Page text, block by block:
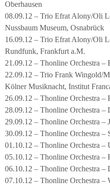
Oberhausen
08.09.12 – Trio Efrat Alony/Oli
Nussbaum Museum, Osnabrück
16.09.12 – Trio Efrat Alony/Oli
Rundfunk, Frankfurt a.M.
21.09.12 – Thonline Orchestra
22.09.12 – Trio Frank Wingold/
Kölner Musiknacht, Institut
26.09.12 – Thonline Orchestra
28.09.12 – Thonline Orchestra –
29.09.12 – Thonline Orchestra –
30.09.12 – Thonline Orchestra –
01.10.12 – Thonline Orchestra –
05.10.12 – Thonline Orchestra –
06.10.12 – Thonline Orchestra –
07.10.12 – Thonline Orchestra –